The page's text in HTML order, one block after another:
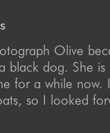
Olive
black dog. She
for a while now.
so I looked